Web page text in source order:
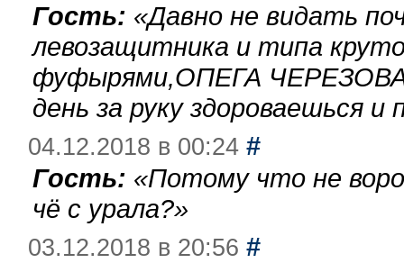
Гость: «Давно не видать
левозащитника и типа
фуфырями,ОПЕГА
день за руку здороваешься
04.12.2018 в 00:24 #
Гость: «Потому что не
чё с урала?»
03.12.2018 в 20:56 #